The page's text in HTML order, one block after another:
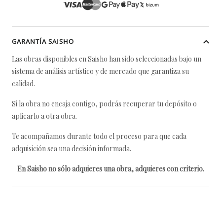
GARANTÍA SAISHO
Las obras disponibles en Saisho han sido seleccionadas bajo un
sistema de análisis artístico y de mercado que garantiza su
calidad.
Si la obra no encaja contigo, podrás recuperar tu depósito o
aplicarlo a otra obra.
Te acompañamos durante todo el proceso para que cada
adquisición sea una decisión informada.
En Saisho no sólo adquieres una obra, adquieres con criterio.